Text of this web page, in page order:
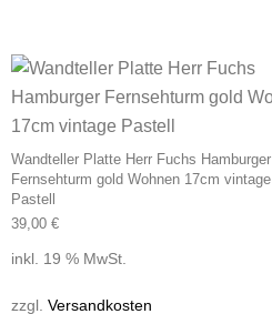
Wandteller Platte Herr Fuchs Hamburger
Fernsehturm gold Wohnen 17cm vintage
Pastell
39,00 €
inkl. 19 % MwSt.
zzgl. Versandkosten